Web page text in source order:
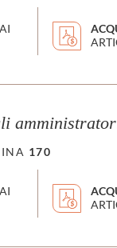
170